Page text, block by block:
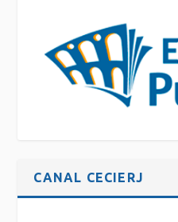
CANAL CECIERJ